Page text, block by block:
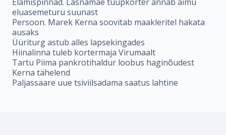
eluasemeturu suunast
Persoon. Marek Kerna soovitab maakleritel hakata
ausaks
Üüriturg astub alles lapsekingades
Hiinalinna tuleb kortermaja Virumaalt
Tartu Piima pankrotihaldur loobus haginõudest
Kerna tähelend
Paljassaare uue tsiviilsadama saatus lahtine